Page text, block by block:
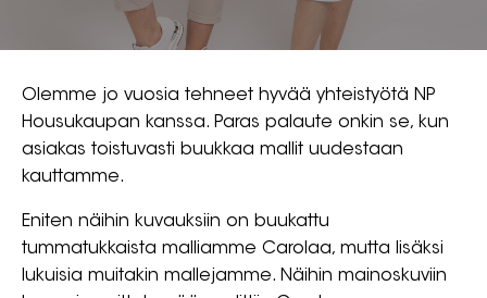
Olemme jo vuosia tehneet hyvää yhteistyötä NP
Housukaupan kanssa. Paras palaute onkin se, kun
asiakas toistuvasti buukkaa mallit uudestaan
kauttamme.
Eniten näihin kuvauksiin on buukattu
tummatukkaista malliamme Carolaa, mutta lisäksi
lukuisia muitakin mallejamme. Näihin mainoskuviin